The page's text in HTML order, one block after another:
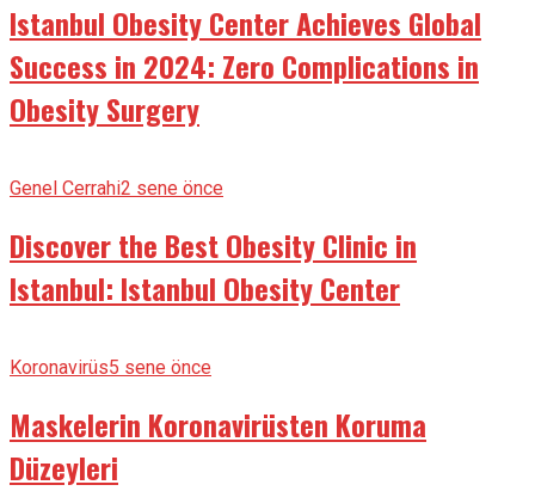
Istanbul Obesity Center Achieves Global
Success in 2024: Zero Complications in
Obesity Surgery
Genel Cerrahi2 sene önce
Discover the Best Obesity Clinic in
Istanbul: Istanbul Obesity Center
Koronavirüs5 sene önce
Maskelerin Koronavirüsten Koruma
Düzeyleri